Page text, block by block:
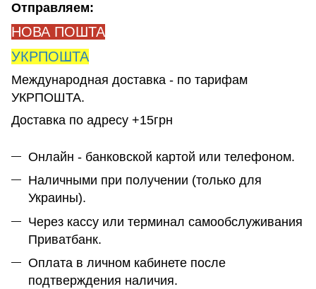
Отправляем:
НОВА ПОШТА
УКРПОШТА
Международная доставка - по тарифам
УКРПОШТА.
Доставка по адресу +15грн
Онлайн - банковской картой или телефоном.
Наличными при получении (только для
Украины).
Через кассу или терминал самообслуживания
Приватбанк.
Оплата в личном кабинете после
подтверждения наличия.